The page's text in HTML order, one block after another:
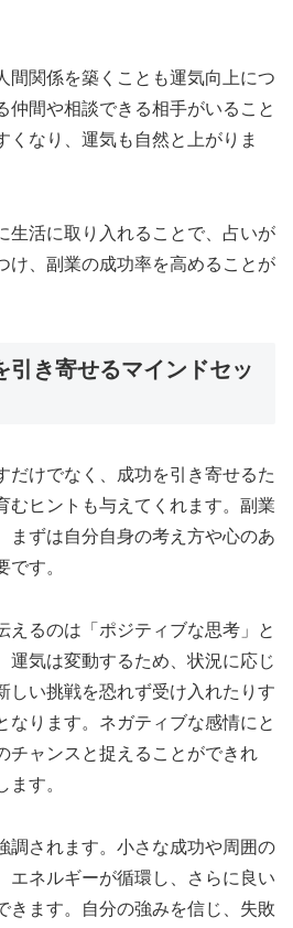
間関係を築くことも運気向上につ
仲間や相談できる相手がいること
くなり、運気も自然と上がりま
生活に取り入れることで、占いが
け、副業の成功率を高めることが
引き寄せるマインドセッ
だけでなく、成功を引き寄せるた
むヒントも与えてくれます。副業
まずは自分自身の考え方や心のあ
です。
えるのは「ポジティブな思考」と
運気は変動するため、状況に応じ
しい挑戦を恐れず受け入れたりす
なります。ネガティブな感情にと
チャンスと捉えることができれ
す。
調されます。小さな成功や周囲の
エネルギーが循環し、さらに良い
きます。自分の強みを信じ、失敗